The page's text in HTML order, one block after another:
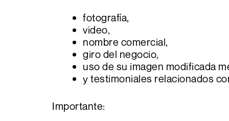
fotografía,
video,
nombre comercial,
giro del negocio,
uso de su imagen modificada
y testimoniales relacionados
Importante: